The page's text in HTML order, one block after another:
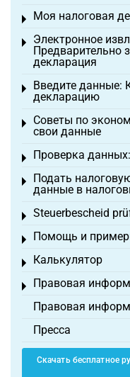
Моя налоговая
Toggle menu
Электронное
Предварительно
декларация
Toggle menu
Введите данные:
декларацию
Toggle menu
Советы по
свои данные
Toggle menu
Проверка
Toggle menu
Подать
данные в
Toggle menu
Steuerbescheid
Toggle menu
Помощь и
Toggle menu
Калькулятор
Toggle menu
Правовая
Toggle menu
Правовая
Пресса
Скачать бесплатное